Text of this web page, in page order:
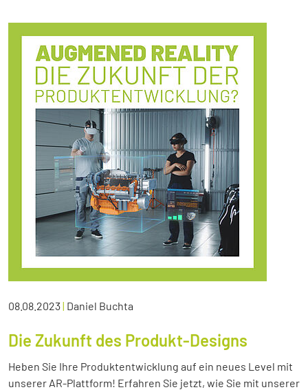
08.08.2023| Daniel Buchta
Die Zukunft des Produkt-Designs
Heben Sie Ihre Produktentwicklung auf ein neues Level mit
unserer AR-Plattform! Erfahren Sie jetzt, wie Sie mit unserer